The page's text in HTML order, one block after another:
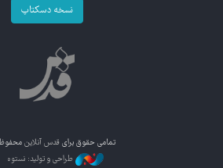
نسخه دسکتاپ
تمامی حقوق برای قدس آنلاین
طراحی و تولید: نستوه